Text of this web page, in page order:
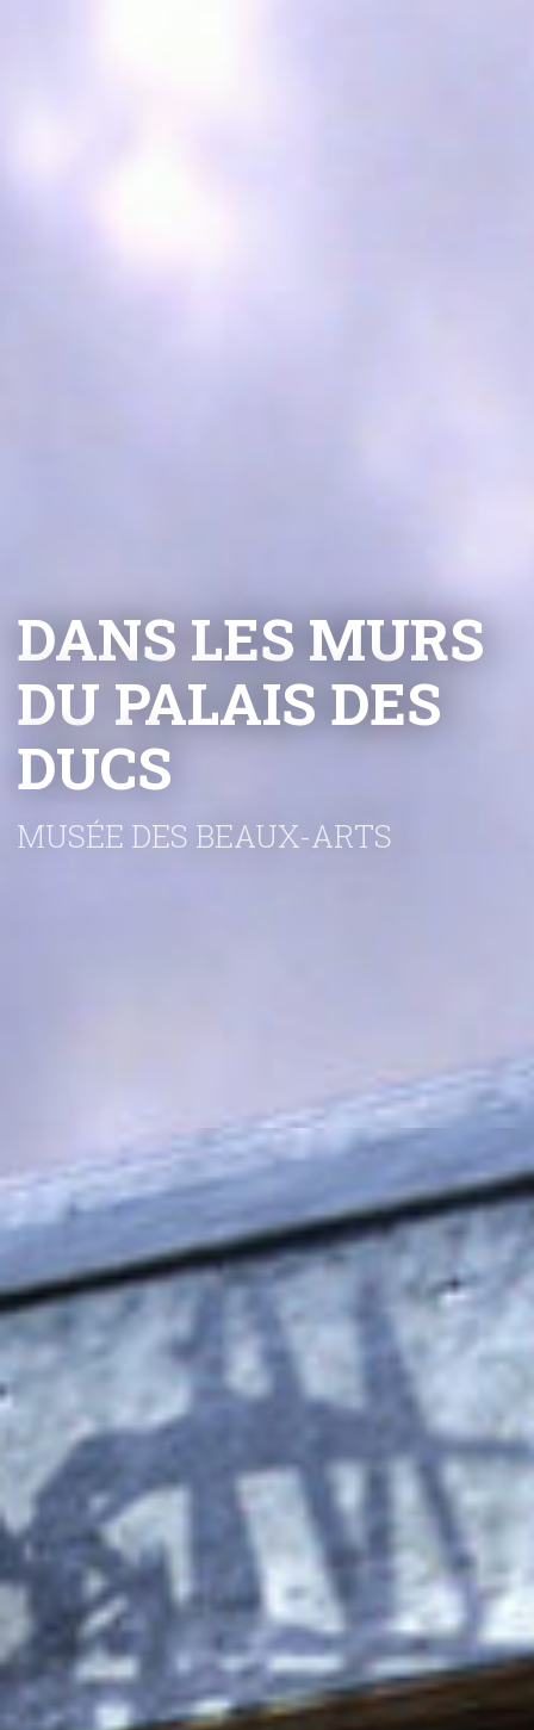
DANS LES MURS
DU PALAIS DES
DUCS
MUSÉE DES BEAUX-ARTS